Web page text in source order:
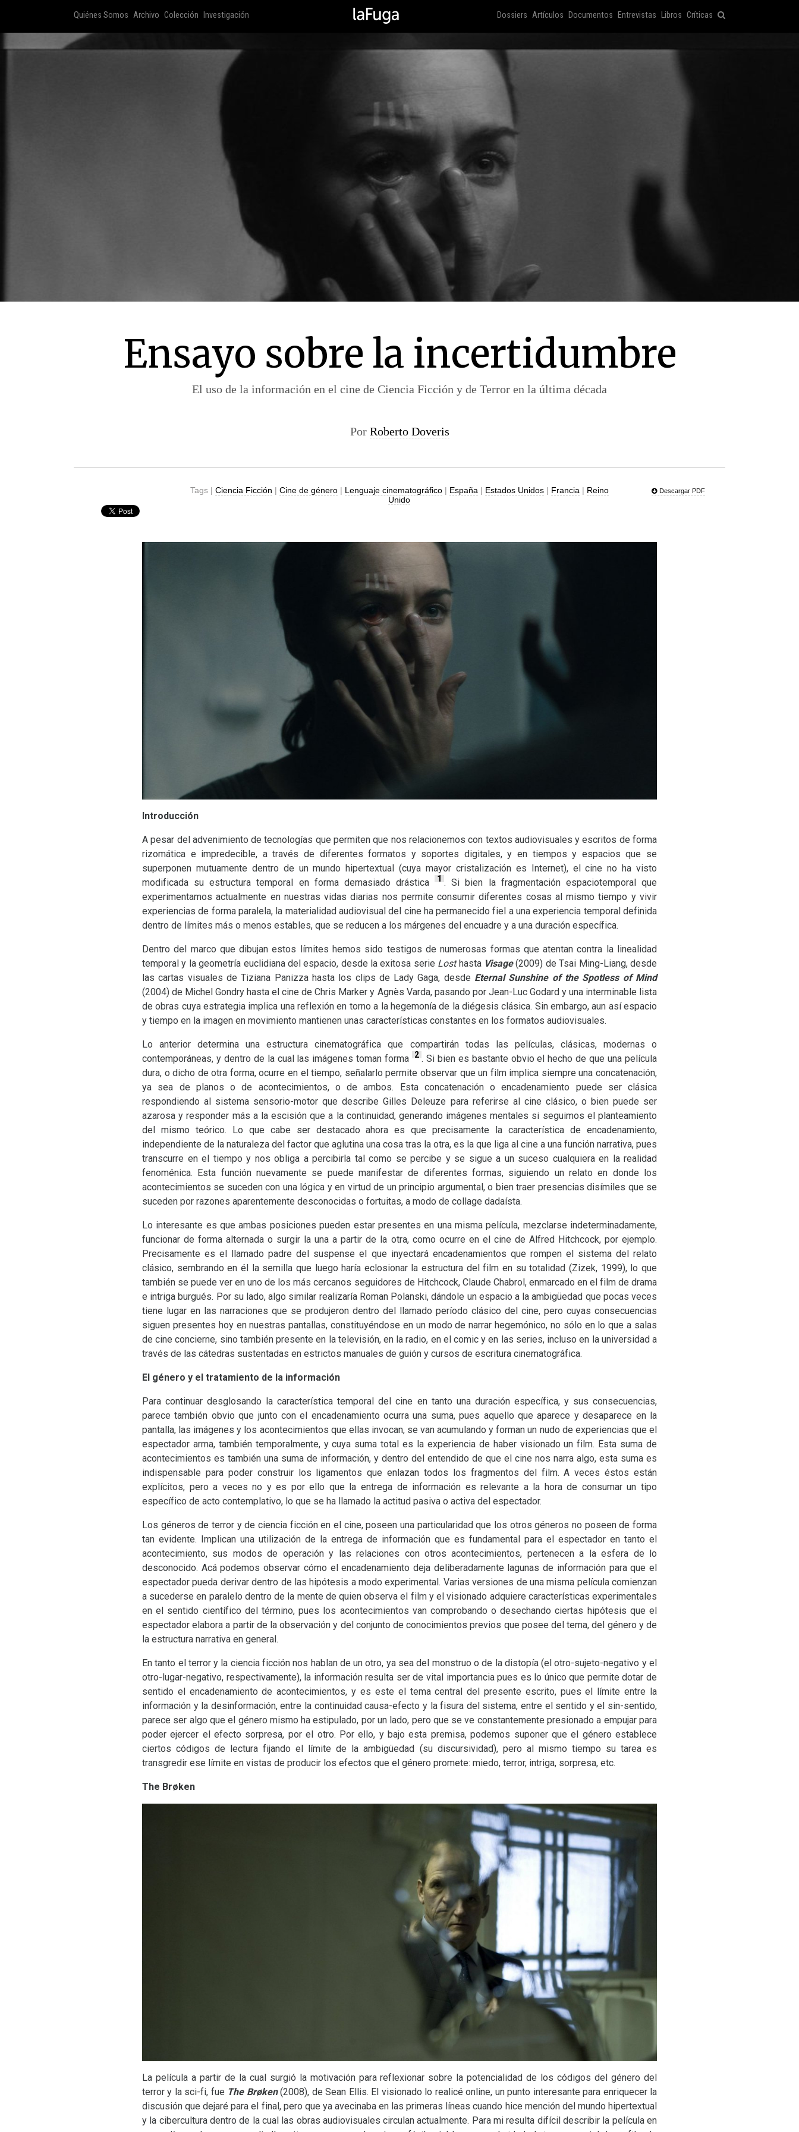
Quiénes Somos Archivo Colección Investigación Dossiers Artículos Documentos Entrevistas Libros Críticas
Ensayo sobre la incertidumbre
El uso de la información en el cine de Ciencia Ficción y de Terror en la última década
Por Roberto Doveris
Tags | Ciencia Ficción | Cine de género| Lenguaje cinematográfico| España | Estados Unidos| Francia | Reino
Unido
Descargar PDF
Introducción
A pesar del advenimiento de tecnologías que permiten que nos relacionemos con textos audiovisuales y escritos de forma
rizomática e impredecible, a través de diferentes formatos y soportes digitales, y en tiempos y espacios que se
superponen mutuamente dentro de un mundo hipertextual (cuya mayor cristalización es Internet), el cine no ha visto
modificada su estructura temporal en forma demasiado drástica 1 . Si bien la fragmentación espaciotemporal que
experimentamos actualmente en nuestras vidas diarias nos permite consumir diferentes cosas al mismo tiempo y vivir
experiencias de forma paralela, la materialidad audiovisual del cine ha permanecido fiel a una experiencia temporal definida
dentro de límites más o menos estables, que se reducen a los márgenes del encuadre y a una duración específica.
Dentro del marco que dibujan estos límites hemos sido testigos de numerosas formas que atentan contra la linealidad
temporal y la geometría euclidiana del espacio, desde la exitosa serie Losthasta Visage(2009) de Tsai Ming-Liang, desde
las cartas visuales de Tiziana Panizza hasta los clips de Lady Gaga, desde Eternal Sunshine of the Spotless of Mind
(2004) de Michel Gondry hasta el cine de Chris Marker y Agnès Varda, pasando por Jean-Luc Godard y una interminable lista
de obras cuya estrategia implica una reflexión en torno a la hegemonía de la diégesis clásica. Sin embargo, aun así espacio
y tiempo en la imagen en movimiento mantienen unas características constantes en los formatos audiovisuales.
Lo anterior determina una estructura cinematográfica que compartirán todas las películas, clásicas, modernas o
contemporáneas, y dentro de la cual las imágenes toman forma 2 . Si bien es bastante obvio el hecho de que una película
dura, o dicho de otra forma, ocurre en el tiempo, señalarlo permite observar que un film implica siempre una concatenación,
ya sea de planos o de acontecimientos, o de ambos. Esta concatenación o encadenamiento puede ser clásica
respondiendo al sistema sensorio-motor que describe Gilles Deleuze para referirse al cine clásico, o bien puede ser
azarosa y responder más a la escisión que a la continuidad, generando imágenes mentales si seguimos el planteamiento
del mismo teórico. Lo que cabe ser destacado ahora es que precisamente la característica de encadenamiento,
independiente de la naturaleza del factor que aglutina una cosa tras la otra, es la que liga al cine a una función narrativa, pues
transcurre en el tiempo y nos obliga a percibirla tal como se percibe y se sigue a un suceso cualquiera en la realidad
fenoménica. Esta función nuevamente se puede manifestar de diferentes formas, siguiendo un relato en donde los
acontecimientos se suceden con una lógica y en virtud de un principio argumental, o bien traer presencias disímiles que se
suceden por razones aparentemente desconocidas o fortuitas, a modo de collage dadaísta.
Lo interesante es que ambas posiciones pueden estar presentes en una misma película, mezclarse indeterminadamente,
funcionar de forma alternada o surgir la una a partir de la otra, como ocurre en el cine de Alfred Hitchcock, por ejemplo.
Precisamente es el llamado padre del suspense el que inyectará encadenamientos que rompen el sistema del relato
clásico, sembrando en él la semilla que luego haría eclosionar la estructura del film en su totalidad (Zizek, 1999), lo que
también se puede ver en uno de los más cercanos seguidores de Hitchcock, Claude Chabrol, enmarcado en el film de drama
e intriga burgués. Por su lado, algo similar realizaría Roman Polanski, dándole un espacio a la ambigüedad que pocas veces
tiene lugar en las narraciones que se produjeron dentro del llamado período clásico del cine, pero cuyas consecuencias
siguen presentes hoy en nuestras pantallas, constituyéndose en un modo de narrar hegemónico, no sólo en lo que a salas
de cine concierne, sino también presente en la televisión, en la radio, en el comic y en las series, incluso en la universidad a
través de las cátedras sustentadas en estrictos manuales de guión y cursos de escritura cinematográfica.
El género y el tratamiento de la información
Para continuar desglosando la característica temporal del cine en tanto una duración específica, y sus consecuencias,
parece también obvio que junto con el encadenamiento ocurra una suma, pues aquello que aparece y desaparece en la
pantalla, las imágenes y los acontecimientos que ellas invocan, se van acumulando y forman un nudo de experiencias que el
espectador arma, también temporalmente, y cuya suma total es la experiencia de haber visionado un film. Esta suma de
acontecimientos es también una suma de información, y dentro del entendido de que el cine nos narra algo, esta suma es
indispensable para poder construir los ligamentos que enlazan todos los fragmentos del film. A veces éstos están
explícitos, pero a veces no y es por ello que la entrega de información es relevante a la hora de consumar un tipo
específico de acto contemplativo, lo que se ha llamado la actitud pasiva o activa del espectador.
Los géneros de terror y de ciencia ficción en el cine, poseen una particularidad que los otros géneros no poseen de forma
tan evidente. Implican una utilización de la entrega de información que es fundamental para el espectador en tanto el
acontecimiento, sus modos de operación y las relaciones con otros acontecimientos, pertenecen a la esfera de lo
desconocido. Acá podemos observar cómo el encadenamiento deja deliberadamente lagunas de información para que el
espectador pueda derivar dentro de las hipótesis a modo experimental. Varias versiones de una misma película comienzan
a sucederse en paralelo dentro de la mente de quien observa el film y el visionado adquiere características experimentales
en el sentido científico del término, pues los acontecimientos van comprobando o desechando ciertas hipótesis que el
espectador elabora a partir de la observación y del conjunto de conocimientos previos que posee del tema, del género y de
la estructura narrativa en general.
En tanto el terror y la ciencia ficción nos hablan de un otro, ya sea del monstruo o de la distopía (el otro-sujeto-negativo y el
otro-lugar-negativo, respectivamente), la información resulta ser de vital importancia pues es lo único que permite dotar de
sentido el encadenamiento de acontecimientos, y es este el tema central del presente escrito, pues el límite entre la
información y la desinformación, entre la continuidad causa-efecto y la fisura del sistema, entre el sentido y el sin-sentido,
parece ser algo que el género mismo ha estipulado, por un lado, pero que se ve constantemente presionado a empujar para
poder ejercer el efecto sorpresa, por el otro. Por ello, y bajo esta premisa, podemos suponer que el género establece
ciertos códigos de lectura fijando el límite de la ambigüedad (su discursividad), pero al mismo tiempo su tarea es
transgredir ese límite en vistas de producir los efectos que el género promete: miedo, terror, intriga, sorpresa, etc.
The Brøken
La película a partir de la cual surgió la motivación para reflexionar sobre la potencialidad de los códigos del género del
terror y la sci-fi, fue The Brøken(2008), de Sean Ellis. El visionado lo realicé online, un punto interesante para enriquecer la
discusión que dejaré para el final, pero que ya avecinaba en las primeras líneas cuando hice mención del mundo hipertextual
y la cibercultura dentro de la cual las obras audiovisuales circulan actualmente. Para mi resulta difícil describir la película en